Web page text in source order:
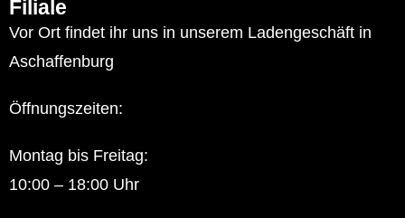
Filiale
Vor Ort findet ihr uns in unserem Ladengeschäft in
Aschaffenburg
Öffnungszeiten:
Montag bis Freitag:
10:00 – 18:00 Uhr